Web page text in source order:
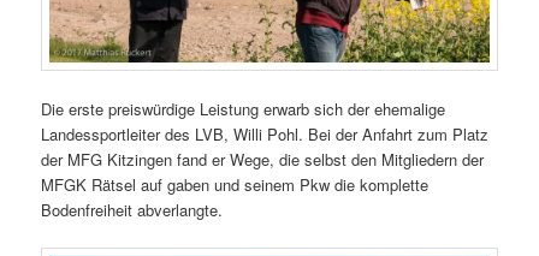
Die erste preiswürdige Leistung erwarb sich der ehemalige
Landessportleiter des LVB, Willi Pohl. Bei der Anfahrt zum Platz
der MFG Kitzingen fand er Wege, die selbst den Mitgliedern der
MFGK Rätsel auf gaben und seinem Pkw die komplette
Bodenfreiheit abverlangte.